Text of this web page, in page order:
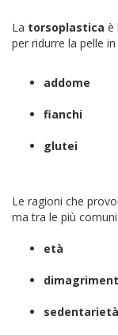
La torsoplastica è
per ridurre la pelle
addome
fianchi
glutei
Le ragioni che
ma tra le più
età
sedentarietà